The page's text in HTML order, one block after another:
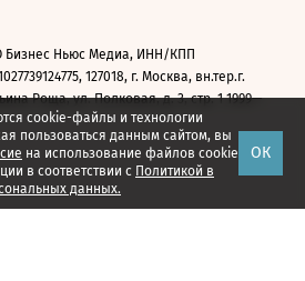
cookie-файлы и технологии
пользоваться данным сайтом, вы
на использование файлов cookie
в соответствии с Политикой в
данных.
ОК
Ньюс Медиа, ИНН/КПП
127018, г. Москва, вн.тер.г.
Роща, ул. Полковая, д. 3, стр. 1 1999—